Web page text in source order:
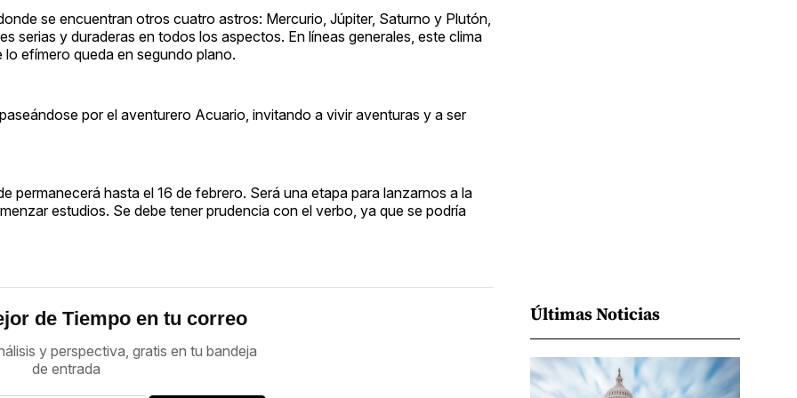
se encuentran otros cuatro astros: Mercurio, Júpiter, Saturno y Plutón,
serias y duraderas en todos los aspectos. En líneas generales, este clima
efímero queda en segundo plano.
por el aventurero Acuario, invitando a vivir aventuras y a ser
permanecerá hasta el 16 de febrero. Será una etapa para lanzarnos a la
estudios. Se debe tener prudencia con el verbo, ya que se podría
de Tiempo en tu correo
y perspectiva, gratis en tu bandeja
de entrada
Últimas Noticias